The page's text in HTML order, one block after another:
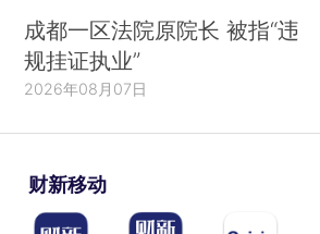
成都一区法院原院长 被指“违
规挂证执业”
2026年08月07日
财新移动